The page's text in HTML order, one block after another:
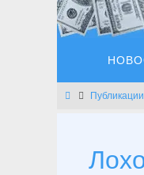
Главная
Публикации